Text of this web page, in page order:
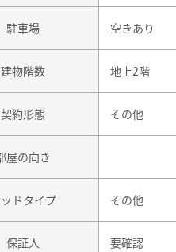
駐車場 空きあり
建物階数 地上2階
契約形態 その他
屋の向き
ドタイプ その他
保証人 要確認